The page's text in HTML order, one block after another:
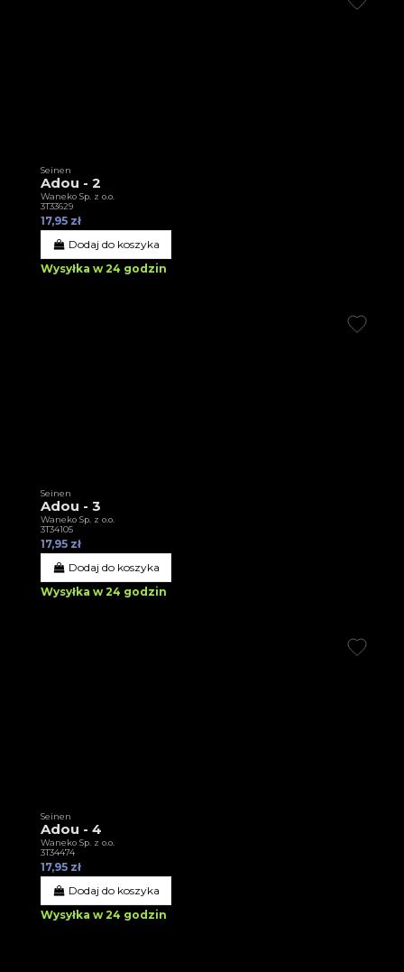
Seinen
Adou - 2
Waneko Sp. z o.o.
3T33629
17,95 zł
Dodaj do koszyka
Wysyłka w 24 godzin
Seinen
Adou - 3
Waneko Sp. z o.o.
3T34105
17,95 zł
Dodaj do koszyka
Wysyłka w 24 godzin
Seinen
Adou - 4
Waneko Sp. z o.o.
3T34474
17,95 zł
Dodaj do koszyka
Wysyłka w 24 godzin